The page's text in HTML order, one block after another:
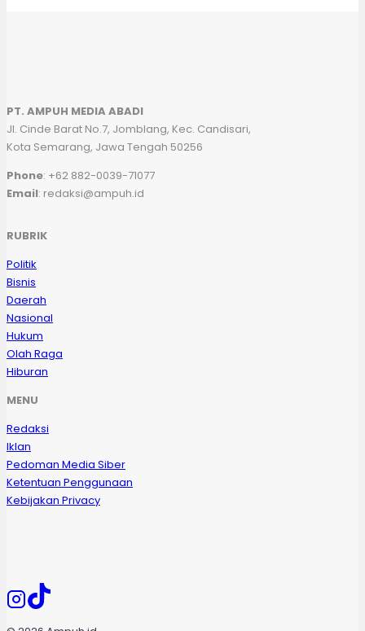
PT. AMPUH MEDIA ABADI
Jl. Cinde Barat No.7, Jomblang, Kec. Candisari,
Kota Semarang, Jawa Tengah 50256
Phone: +62 882-0039-71077
Email: redaksi@ampuh.id
RUBRIK
Politik
Bisnis
Daerah
Nasional
Hukum
Olah Raga
Hiburan
MENU
Redaksi
Iklan
Pedoman Media Siber
Ketentuan Penggunaan
Kebijakan Privacy